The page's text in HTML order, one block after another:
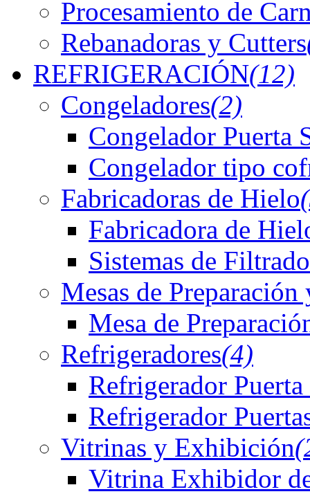
Procesamiento de
Rebanadoras y Cutters
REFRIGERACIÓN(12)
Congeladores(2)
Congelador Puerta
Congelador tipo
Fabricadoras de Hielo
Fabricadora de
Sistemas de Filtrado
Mesas de
Mesa de
Refrigeradores(4)
Refrigerador
Refrigerador
Vitrinas y Exhibición
Vitrina Exhibidor